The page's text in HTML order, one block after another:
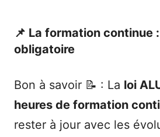
📌 La formation continue
obligatoire
Bon à savoir 📝 : La loi
heures de formation
rester à jour avec les